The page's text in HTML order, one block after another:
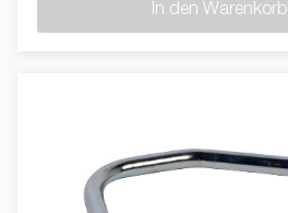
In den Warenkorb